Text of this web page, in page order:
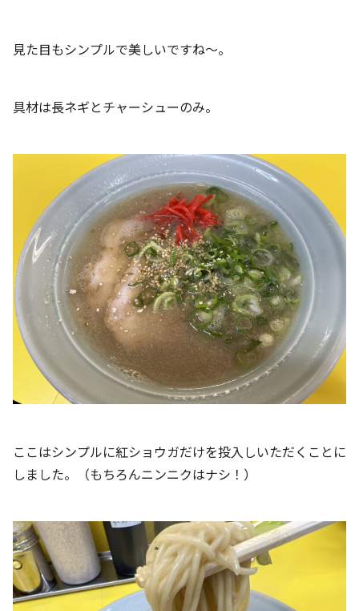
見た目もシンプルで美しいですね～。
具材は長ネギとチャーシューのみ。
ここはシンプルに紅ショウガだけを投入しいただくことに
しました。（もちろんニンニクはナシ！）